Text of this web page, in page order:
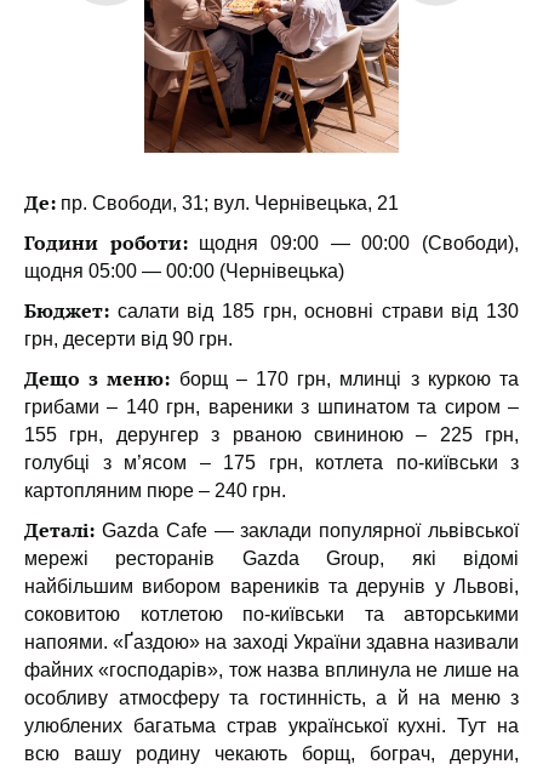
Де: пр. Свободи, 31; вул. Чернівецька, 21
Години роботи:щодня 09:00 — 00:00 (Свободи),
щодня 05:00 — 00:00 (Чернівецька)
Бюджет: салати від 185 грн, основні страви від 130
грн, десерти від 90 грн.
Дещо з меню: борщ – 170 грн, млинці з куркою та
грибами – 140 грн, вареники з шпинатом та сиром –
155 грн, дерунгер з рваною свининою – 225 грн,
голубці з м’ясом – 175 грн, котлета по-київськи з
картопляним пюре – 240 грн.
Деталі: Gazda Cafe — заклади популярної львівської
мережі ресторанів Gazda Group, які відомі
найбільшим вибором вареників та дерунів у Львові,
соковитою котлетою по-київськи та авторськими
напоями. «Ґаздою» на заході України здавна називали
файних «господарів», тож назва вплинула не лише на
особливу атмосферу та гостинність, а й на меню з
улюблених багатьма страв української кухні. Тут на
всю вашу родину чекають борщ, бограч, деруни,